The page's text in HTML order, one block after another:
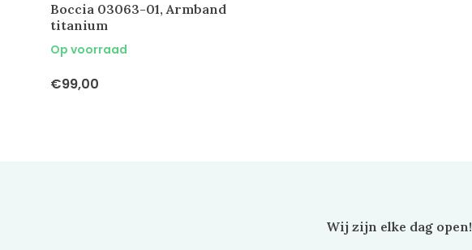
Boccia 03063-01, Armband
titanium
Op voorraad
€99,00
Wij zijn elke dag open!